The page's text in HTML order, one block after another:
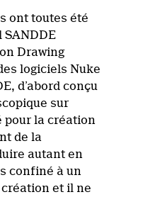
ont toutes été
Drawing
logiciels Nuke
d’abord conçu
sur
pour la création
de la
autant en
confiné à un
et il ne